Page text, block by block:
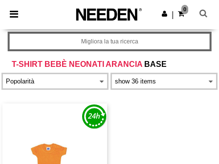
× App Needen
Prezzi migliori sull'app!
Scarica app
0
T-SHIRT BEBÈ NEONATI ARANCIA BASE
Migliora la tua ricerca